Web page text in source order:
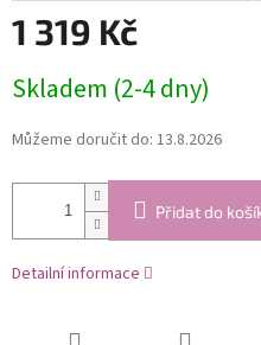
1 319 Kč
cena:
Skladem (2-4 dny)
Můžeme doručit do: 13.8.2026
Přidat do
Detailní informace